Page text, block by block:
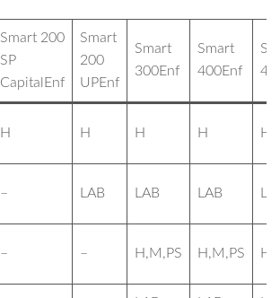
Smart 200
SP
CapitalEnf
Smart
200
UPEnf
Smart
300Enf
Smart
400Enf
H H H H H
– LAB LAB LAB
– – H,M,PS H,M,PS